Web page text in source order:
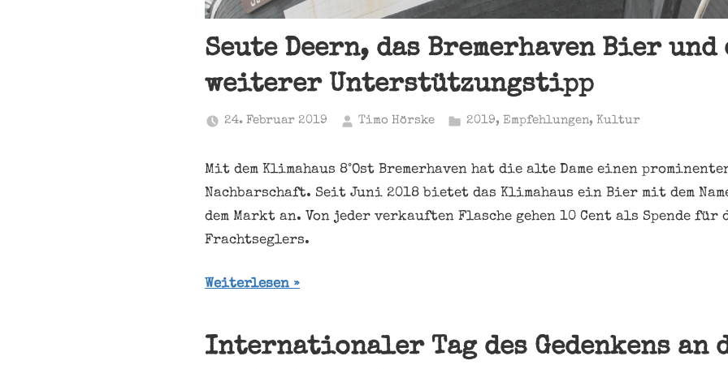
Seute Deern, das Bremerhaven Bier
weiterer Unterstützungstipp
24. Februar 2019 Timo Hörske 2019, Empfehlungen, Kultur
Mit dem Klimahaus 8°Ost Bremerhaven hat die alte Dame einen
Nachbarschaft. Seit Juni 2018 bietet das Klimahaus ein Bier mit dem
dem Markt an. Von jeder verkauften Flasche gehen 10 Cent als Spende für
Frachtseglers.
Weiterlesen
Internationaler Tag des Gedenkens an